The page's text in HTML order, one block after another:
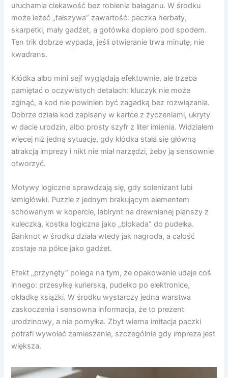
uruchamia ciekawość bez robienia bałaganu. W środku
może leżeć „fałszywa” zawartość: paczka herbaty,
skarpetki, mały gadżet, a gotówka dopiero pod spodem.
Ten trik dobrze wypada, jeśli otwieranie trwa minutę, nie
kwadrans.
Kłódka albo mini sejf wyglądają efektownie, ale trzeba
pamiętać o oczywistych detalach: kluczyk nie może
zginąć, a kod nie powinien być zagadką bez rozwiązania.
Dobrze działa kod zapisany w kartce z życzeniami, ukryty
w dacie urodzin, albo prosty szyfr z liter imienia. Widziałem
więcej niż jedną sytuację, gdy kłódka stała się główną
atrakcją imprezy i nikt nie miał narzędzi, żeby ją sensownie
otworzyć.
Motywy logiczne sprawdzają się, gdy solenizant lubi
łamigłówki. Puzzle z jednym brakującym elementem
schowanym w kopercie, labirynt na drewnianej planszy z
kuleczką, kostka logiczna jako „blokada” do pudełka.
Banknot w środku działa wtedy jak nagroda, a całość
zostaje na półce jako gadżet.
Efekt „przynęty” polega na tym, że opakowanie udaje coś
innego: przesyłkę kurierską, pudełko po elektronice,
okładkę książki. W środku wystarczy jedna warstwa
zaskoczenia i sensowna informacja, że to prezent
urodzinowy, a nie pomyłka. Zbyt wierna imitacja paczki
potrafi wywołać zamieszanie, szczególnie gdy impreza jest
większa.